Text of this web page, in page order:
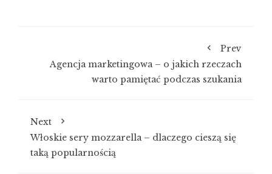
Prev
Agencja marketingowa – o jakich rzeczach
warto pamiętać podczas szukania
Next
Włoskie sery mozzarella – dlaczego cieszą się
taką popularnością